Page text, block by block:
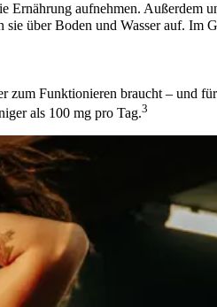
Ernährung aufnehmen.
über Boden und Wasser auf. Im
Funktionieren braucht – und
als 100 mg pro Tag.3